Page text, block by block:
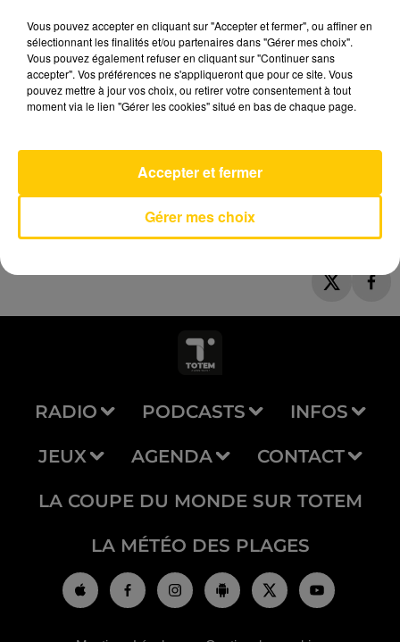
FRANCIS CABREL
AVEYRON NORD
RADIO PODCASTS INFOS
JEUX AGENDA CONTACT
LA COUPE DU MONDE SUR TOTEM
LA MÉTÉO DES PLAGES
Vous pouvez accepter en cliquant sur "Accepter et fermer", ou affiner en
sélectionnant les finalités et/ou partenaires dans "Gérer mes choix".
Vous pouvez également refuser en cliquant sur "Continuer sans
accepter". Vos préférences ne s'appliqueront que pour ce site. Vous
pouvez mettre à jour vos choix, ou retirer votre consentement à tout
moment via le lien "Gérer les cookies" situé en bas de chaque page.
Gérer mes choix
Accepter et fermer